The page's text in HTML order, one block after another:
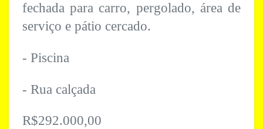
fechada para carro, pergolado, área de
serviço e pátio cercado.
- Piscina
- Rua calçada
R$292.000,00